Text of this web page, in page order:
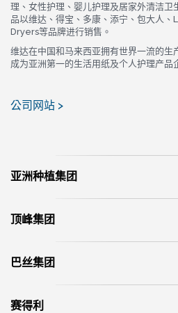
理、女性护理、婴儿护理及居家外清洁卫
品以维达、得宝、多康、添宁、包大人
Dryers等品牌进行销售。
维达在中国和马来西亚拥有世界一流的生
成为亚洲第一的生活用纸及个人护理产品
公司网站 >
亚洲种植集团
顶峰集团
巴丝集团
赛得利